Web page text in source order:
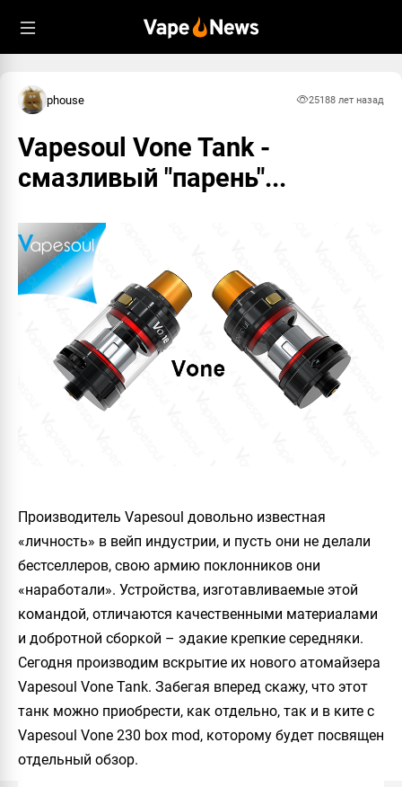
phouse 25188 лет назад
Vapesoul Vone Tank -
смазливый "парень"...
Производитель Vapesoul довольно известная
«личность» в вейп индустрии, и пусть они не делали
бестселлеров, свою армию поклонников они
«наработали». Устройства, изготавливаемые этой
командой, отличаются качественными материалами
и добротной сборкой – эдакие крепкие середняки.
Сегодня производим вскрытие их нового атомайзера
Vapesoul Vone Tank. Забегая вперед скажу, что этот
танк можно приобрести, как отдельно, так и в ките c
Vapesoul Vone 230 box mod, которому будет посвящен
отдельный обзор.